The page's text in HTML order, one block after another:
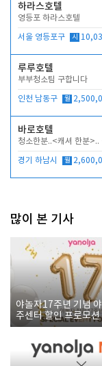
하라스호텔
영등포 하라스호텔
서울 영등포구 시
루루호텔
부부청소팀 구합니다
인천 남동구 월
바로호텔
청소한분..<캐셔 한분>..
경기 하남시 월
많이 본 기사
야놀자17주년 기념
주센터 할인 프로모션